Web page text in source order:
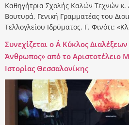
Καθηγήτρια Σχολής Καλών Τεχνών κ.
Βουτυρά, Γενική Γραμματέας του
Τελλογλείου Ιδρύματος. Γ. Φινότι:
Συνεχίζεται ο Α΄ Κύκλος
Άνθρωπος» από το Αριστοτέλειο
Ιστορίας Θεσσαλονίκης